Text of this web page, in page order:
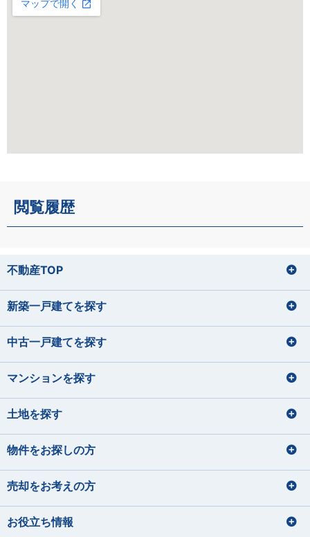
閲覧履歴
不動産TOP
新築一戸建てを探す
中古一戸建てを探す
マンションを探す
土地を探す
物件をお探しの方
売却をお考えの方
お役立ち情報